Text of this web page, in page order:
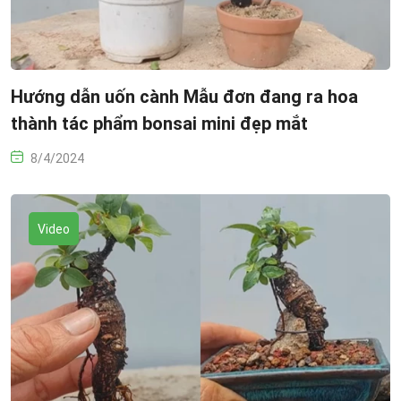
Hướng dẫn uốn cành Mẫu đơn đang ra hoa
thành tác phẩm bonsai mini đẹp mắt
8/4/2024
Video